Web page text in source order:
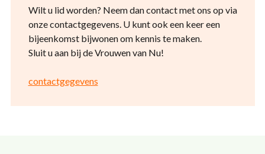
Wilt u lid worden? Neem dan contact met ons op via
onze contactgegevens. U kunt ook een keer een
bijeenkomst bijwonen om kennis te maken.
Sluit u aan bij de Vrouwen van Nu!
contactgegevens